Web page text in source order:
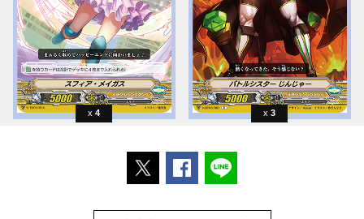
4 3
ポストするFacebookでシェアする